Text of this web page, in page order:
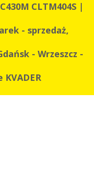
CLTM404S |
- sprzedaż,
- Wrzeszcz -